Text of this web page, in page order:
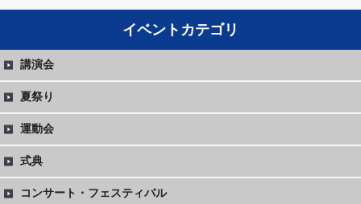
イベントカテゴリ
講演会
夏祭り
運動会
式典
コンサート・フェスティバル